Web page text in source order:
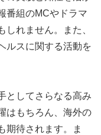
番組のMCやドラマ
れません。また、
ルスに関する活動を
としてさらなる高み
はもちろん、海外の
期待されます。ま